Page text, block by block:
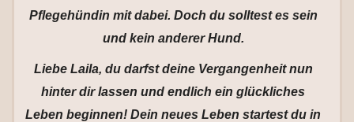
Pflegehündin mit dabei. Doch du solltest es sein
und kein anderer Hund.
Liebe Laila, du darfst deine Vergangenheit nun
hinter dir lassen und endlich ein glückliches
Leben beginnen! Dein neues Leben startest du in